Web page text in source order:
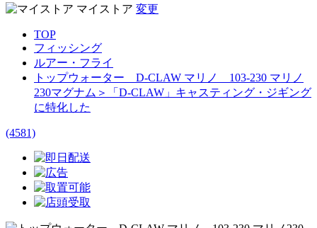
マイストア 変更
TOP
フィッシング
ルアー・フライ
トップウォーター D-CLAW マリノ 103-230 マリノ
230マグナム＞「D-CLAW」キャスティング・ジギング
に特化した
(4581)